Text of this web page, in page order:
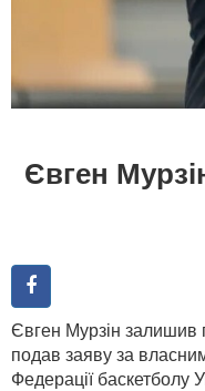
Євген
Євген Мурзін залишив
подав заяву за
Федерації баскетболу